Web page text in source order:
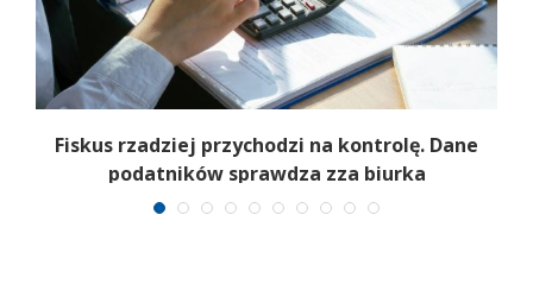
Fiskus rzadziej przychodzi na kontrolę. Dane
podatników sprawdza zza biurka